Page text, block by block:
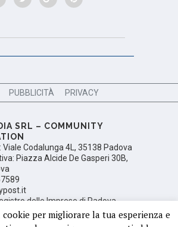
PUBBLICITÀ PRIVACY
SRL – COMMUNITY
Viale Codalunga 4L, 35138 Padova
Piazza Alcide De Gasperi 30B,
delle Imprese di Padova,
PD 350106; Partita Iva:
per migliorare la tua esperienza e